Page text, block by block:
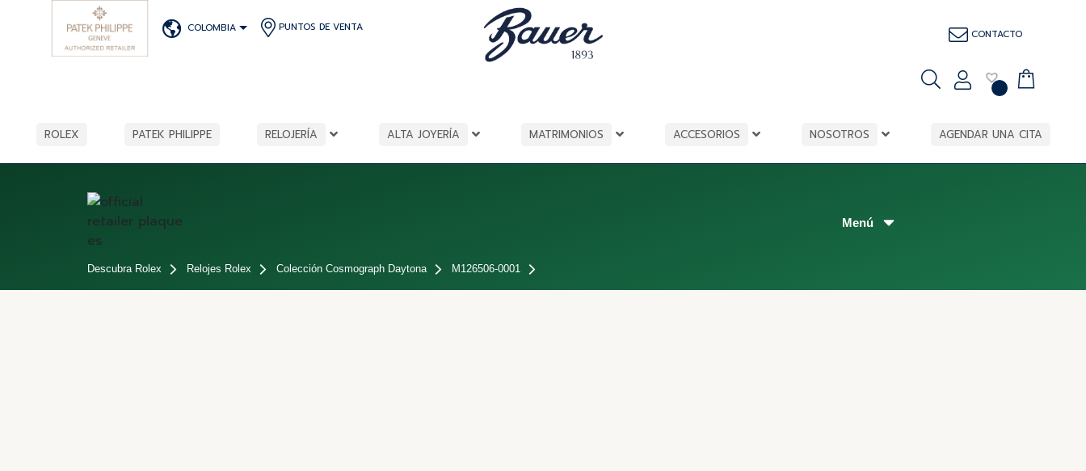
COLOMBIA PUNTOS DE VENTA
CONTACTO
ROLEX PATEK PHILIPPE RELOJERÍA ALTA JOYERÍA MATRIMONIOS ACCESORIOS NOSOTROS AGENDAR UNA CITA
Descubra Rolex Relojes Rolex Colección Cosmograph Daytona M126506-0001